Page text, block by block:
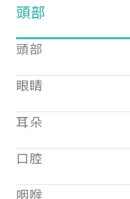
頭部
頭部
眼睛
耳朵
口腔
咽喉